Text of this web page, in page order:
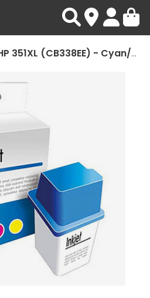
Cartouche HP 351XL (CB338EE) - Cyan/Jaune/Magenta